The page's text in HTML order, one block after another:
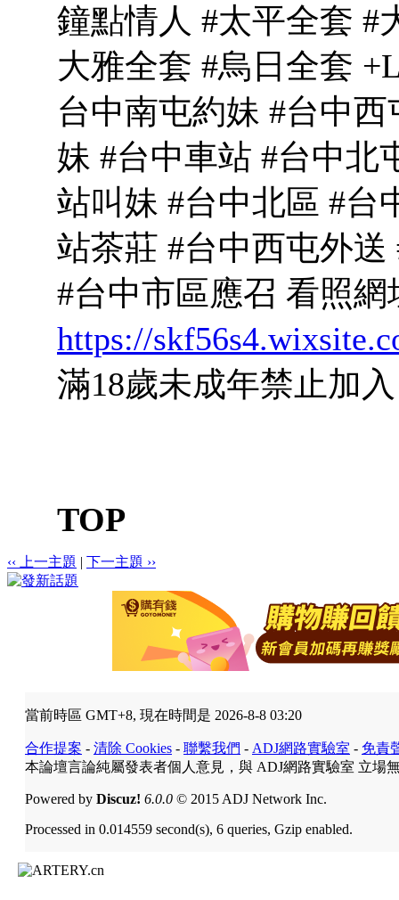
鐘點情人 #太平全套 #
大雅全套 #烏日全套
台中南屯約妹 #台中
妹 #台中車站 #台中北
站叫妹 #台中北區 #台
站茶莊 #台中西屯外
#台中市區應召 看照網
https://
滿18歲未成年禁止加
TOP
‹‹ 上一主題 | 下一主題 ››
當前時區 GMT+8, 現在時間是 2026-8-8 03:20
合作提案 - 清除 Cookies - 聯繫我們 - ADJ網路實驗室 - 免責
本論壇言論純屬發表者個人意見，與 ADJ網路實驗室 立場
Powered by Discuz! 6.0.0 © 2015 ADJ Network Inc.
Processed in 0.014559 second(s), 6 queries, Gzip enabled.